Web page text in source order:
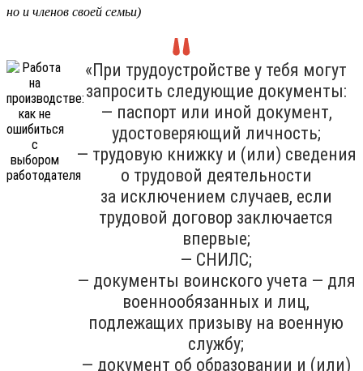
но и членов своей семьи)
«При трудоустройстве у тебя могут
запросить следующие документы:
— паспорт или иной документ,
удостоверяющий личность;
— трудовую книжку и (или) сведения
о трудовой деятельности
за исключением случаев, если
трудовой договор заключается
впервые;
— СНИЛС;
— документы воинского учета — для
военнообязанных и лиц,
подлежащих призыву на военную
службу;
— документ об образовании и (или)